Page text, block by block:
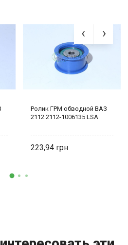
Ролик ГРМ обводной ВАЗ
2112 2112-1006135 LSA
223,94